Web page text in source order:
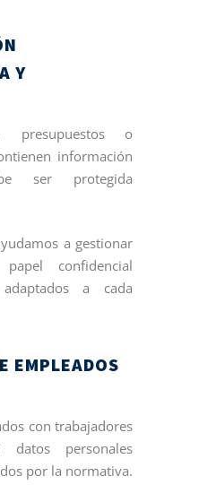
Y
presupuestos o
información
ser protegida
a gestionar
confidencial
a cada
EMPLEADOS
con trabajadores
personales
por la normativa.